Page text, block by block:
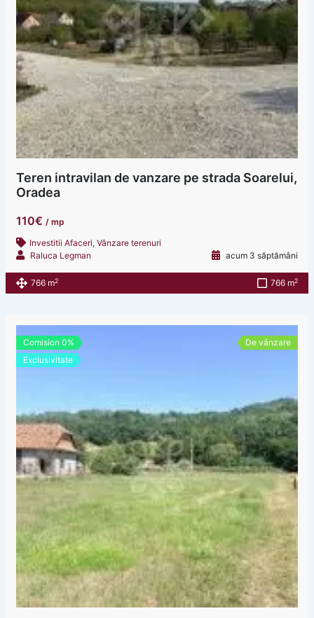
Teren intravilan de vanzare pe strada Soarelui,
Oradea
110€ / mp
Investitii Afaceri, Vânzare terenuri
Raluca Legman
acum 3 săptămâni
766 m2 766 m2
Comision 0%
Exclusivitate
De vânzare